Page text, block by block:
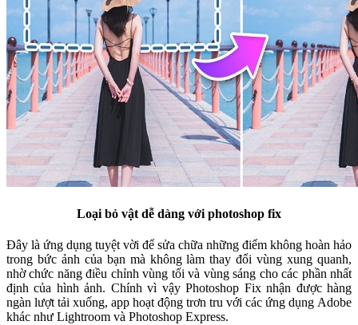
Loại bỏ vật dễ dàng với photoshop fix
Đây là ứng dụng tuyệt vời để sửa chữa những điểm không hoàn hảo
trong bức ảnh của bạn mà không làm thay đổi vùng xung quanh,
nhờ chức năng điều chỉnh vùng tối và vùng sáng cho các phần nhất
định của hình ảnh. Chính vì vậy Photoshop Fix nhận được hàng
ngàn lượt tải xuống, app hoạt động trơn tru với các ứng dụng Adobe
khác như Lightroom và Photoshop Express.